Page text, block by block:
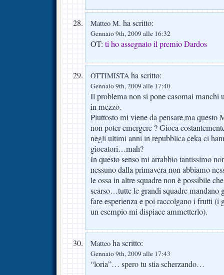
Matteo M. ha scritto:
Gennaio 9th, 2009 alle 16:32
OT: ti ho assegnato il premio Dardos
OTTIMISTA ha scritto:
Gennaio 9th, 2009 alle 17:40
Il problema non si pone casomai manchi
in mezzo.
Piuttosto mi viene da pensare,ma questo
non poter emergere ? Gioca
negli ultimi anni in repubblica ceka ci
giocatori…mah?
In questo senso mi arrabbio tantissimo
nessuno dalla primavera non abbiamo
le ossa in altre squadre non è possibile
scarso…tutte le grandi squadre mandano
fare esperienza e poi raccolgano i frutti (i
un esempio mi dispiace ammetterlo).
Matteo ha scritto:
Gennaio 9th, 2009 alle 17:43
“loria”… spero tu stia scherzando…